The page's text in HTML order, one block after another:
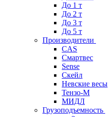
До 1 т
До 2 т
До 3 т
До 5 т
Производители
CAS
Смартвес
Sense
Скейл
Невские весы
Тензо-М
МИДЛ
Грузоподъемность